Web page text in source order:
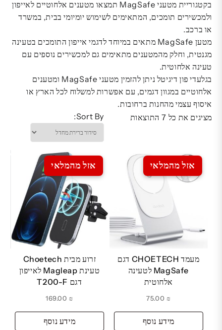
בקטגוריית מטעני MagSafe תמצאו מטענים אלחוטיים לאייפון
ולמכשירים תומכים, המתאימים לשימוש יומיומי בבית, במשרד
או ברכב.
מטען MagSafe מתאים במיוחד לדגמי אייפון התומכים בטעינה
מגנטית, וחלק מהמטענים מתאימים גם למכשירים נוספים עם
טעינה אלחוטית.
בגלעדי פון דיגיטל ניתן להזמין מטעני MagSafe ומטענים
אלחוטיים במגוון דגמים, עם אפשרות למשלוח לכל הארץ או
איסוף עצמי מהחנות ברחובות.
מציגים את כל ⁦7⁩ התוצאות
Sort By:
אזל מהמלאי
זרוע מבית Choetech
טעינת Magleap לאייפון
דגם T200-F
₪
מידע נוסף
אזל מהמלאי
מעמד CHOETECH דגם
MagSafe לטעינה
אלחוטית
₪
מידע נוסף
המקורי